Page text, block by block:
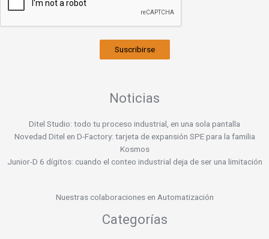
Suscribirse
Noticias
Ditel Studio: todo tu proceso industrial, en una sola pantalla
Novedad Ditel en D-Factory: tarjeta de expansión SPE para la familia
Kosmos
Junior-D 6 dígitos: cuando el conteo industrial deja de ser una limitación
Nuestras colaboraciones en Automatización
Categorías